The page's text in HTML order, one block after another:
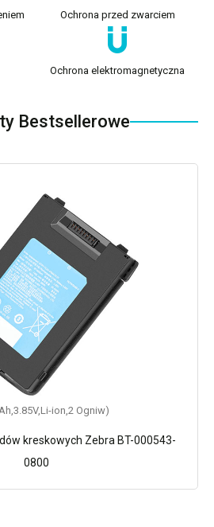
Ochrona przed zwarciem
Ochrona elektromagnetyczna
Bestsellerowe
ion,2 Ogniw)
kreskowych Zebra BT-000543-
0800